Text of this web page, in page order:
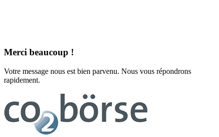
Merci beaucoup !
Votre message nous est bien parvenu. Nous vous répondrons
rapidement.